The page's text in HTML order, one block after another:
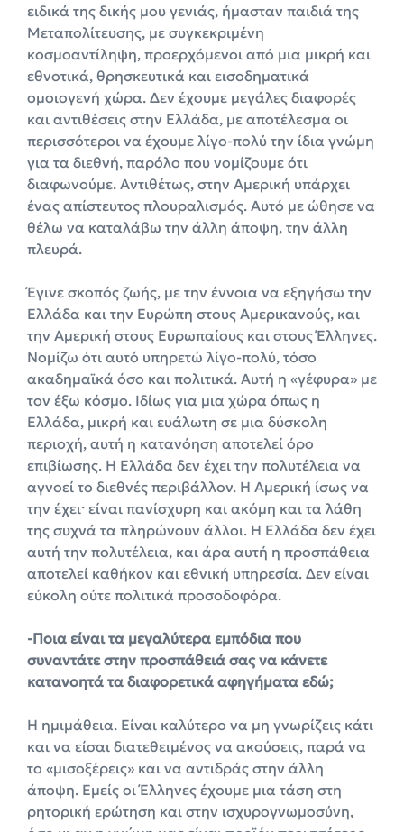
ειδικά της δικής μου γενιάς, ήμασταν παιδιά της
Μεταπολίτευσης, με συγκεκριμένη
κοσμοαντίληψη, προερχόμενοι από μια μικρή και
εθνοτικά, θρησκευτικά και εισοδηματικά
ομοιογενή χώρα. Δεν έχουμε μεγάλες διαφορές
και αντιθέσεις στην Ελλάδα, με αποτέλεσμα οι
περισσότεροι να έχουμε λίγο-πολύ την ίδια γνώμη
για τα διεθνή, παρόλο που νομίζουμε ότι
διαφωνούμε. Αντιθέτως, στην Αμερική υπάρχει
ένας απίστευτος πλουραλισμός. Αυτό με ώθησε να
θέλω να καταλάβω την άλλη άποψη, την άλλη
πλευρά.
Έγινε σκοπός ζωής, με την έννοια να εξηγήσω την
Ελλάδα και την Ευρώπη στους Αμερικανούς, και
την Αμερική στους Ευρωπαίους και στους Έλληνες.
Νομίζω ότι αυτό υπηρετώ λίγο-πολύ, τόσο
ακαδημαϊκά όσο και πολιτικά. Αυτή η «γέφυρα» με
τον έξω κόσμο. Ιδίως για μια χώρα όπως η
Ελλάδα, μικρή και ευάλωτη σε μια δύσκολη
περιοχή, αυτή η κατανόηση αποτελεί όρο
επιβίωσης. Η Ελλάδα δεν έχει την πολυτέλεια να
αγνοεί το διεθνές περιβάλλον. Η Αμερική ίσως να
την έχει· είναι πανίσχυρη και ακόμη και τα λάθη
της συχνά τα πληρώνουν άλλοι. Η Ελλάδα δεν έχει
αυτή την πολυτέλεια, και άρα αυτή η προσπάθεια
αποτελεί καθήκον και εθνική υπηρεσία. Δεν είναι
εύκολη ούτε πολιτικά προσοδοφόρα.
-Ποια είναι τα μεγαλύτερα εμπόδια που
συναντάτε στην προσπάθειά σας να κάνετε
κατανοητά τα διαφορετικά αφηγήματα εδώ;
Η ημιμάθεια. Είναι καλύτερο να μη γνωρίζεις κάτι
και να είσαι διατεθειμένος να ακούσεις, παρά να
το «μισοξέρεις» και να αντιδράς στην άλλη
άποψη. Εμείς οι Έλληνες έχουμε μια τάση στη
ρητορική ερώτηση και στην ισχυρογνωμοσύνη,